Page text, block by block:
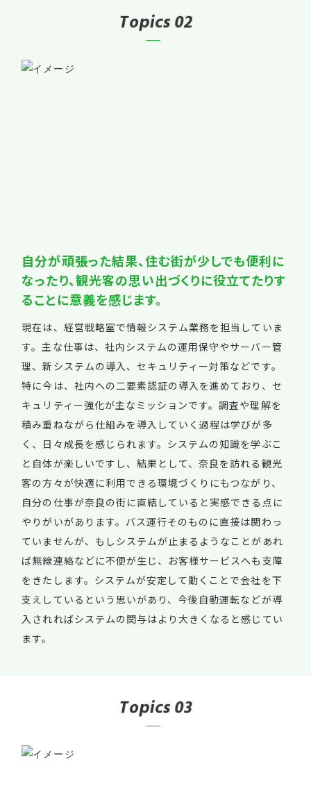
Topics02
自分が頑張った結果、住む街が少しでも便利に
なったり、観光客の思い出づくりに役立てたりす
ることに意義を感じます。
現在は、経営戦略室で情報システム業務を担当していま
す。主な仕事は、社内システムの運用保守やサーバー管
理、新システムの導入、セキュリティー対策などです。
特に今は、社内への二要素認証の導入を進めており、セ
キュリティー強化が主なミッションです。調査や理解を
積み重ねながら仕組みを導入していく過程は学びが多
く、日々成長を感じられます。システムの知識を学ぶこ
と自体が楽しいですし、結果として、奈良を訪れる観光
客の方々が快適に利用できる環境づくりにもつながり、
自分の仕事が奈良の街に直結していると実感できる点に
やりがいがあります。バス運行そのものに直接は関わっ
ていませんが、もしシステムが止まるようなことがあれ
ば無線連絡などに不便が生じ、お客様サービスへも支障
をきたします。システムが安定して動くことで会社を下
支えしているという思いがあり、今後自動運転などが導
入されればシステムの関与はより大きくなると感じてい
ます。
Topics03